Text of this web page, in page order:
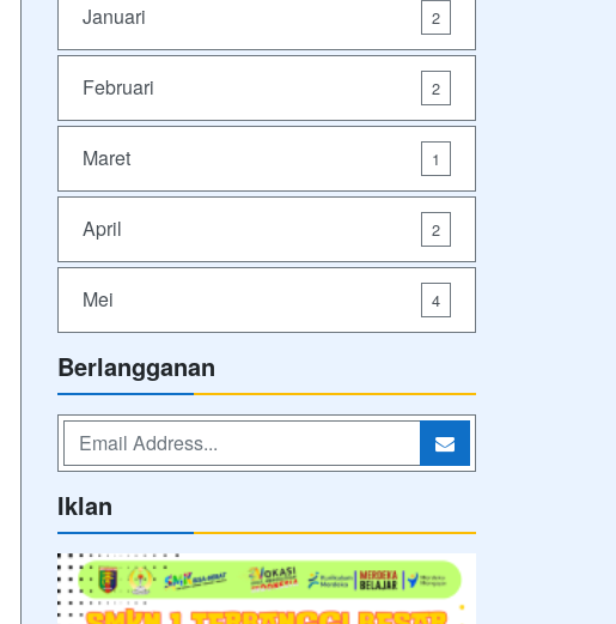
Januari 2
Februari 2
Maret 1
April 2
Mei 4
Berlangganan
Iklan